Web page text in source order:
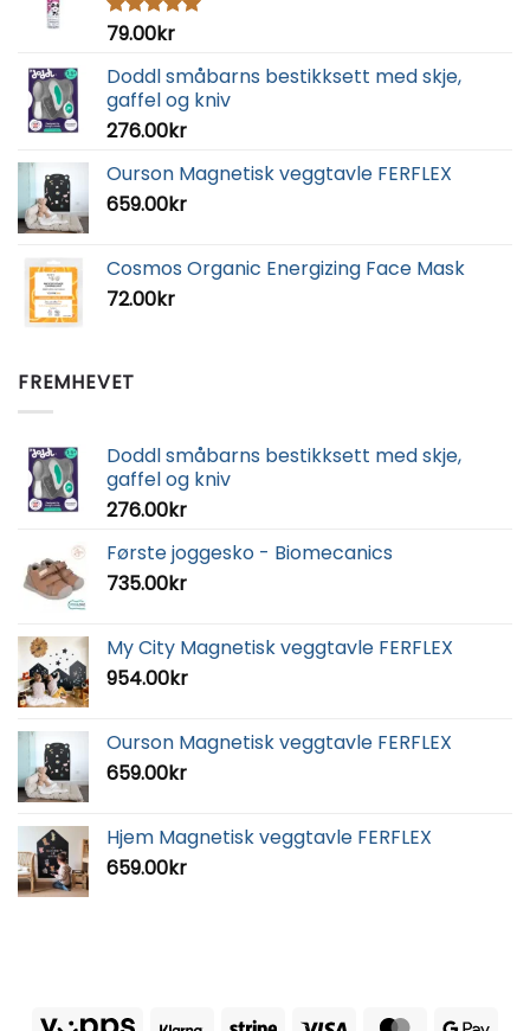
Vurdert
79.00kr
Doddl småbarns bestikksett med skje,
gaffel og kniv
276.00kr
Ourson Magnetisk veggtavle FERFLEX
659.00kr
Cosmos Organic Energizing Face Mask
72.00kr
FREMHEVET
Doddl småbarns bestikksett med skje,
gaffel og kniv
276.00kr
Første joggesko - Biomecanics
735.00kr
My City Magnetisk veggtavle FERFLEX
954.00kr
Ourson Magnetisk veggtavle FERFLEX
659.00kr
Hjem Magnetisk veggtavle FERFLEX
659.00kr